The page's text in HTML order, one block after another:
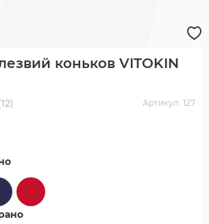
коньков VITOKIN
Артикул: 127